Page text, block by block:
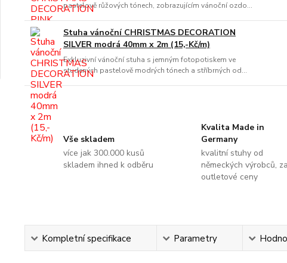
pastelově růžových tónech, zobrazujícím vánoční ozdo...
Stuha vánoční CHRISTMAS DECORATION
SILVER modrá 40mm x 2m (15,-Kč/m)
Exkluzivní vánoční stuha s jemným fotopotiskem ve
studených pastelově modrých tónech a stříbrných od...
Vše skladem
více jak 300.000 kusů
skladem ihned k odběru
Kvalita Made in
Germany
kvalitní stuhy od
německých výrobců, za
outletové ceny
Kompletní specifikace Parametry